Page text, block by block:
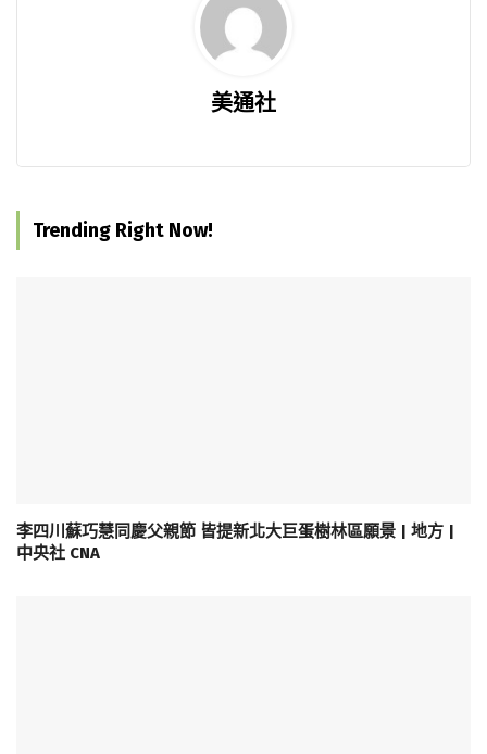
美通社
Trending Right Now!
李四川蘇巧慧同慶父親節 皆提新北大巨蛋樹林區願景 | 地方 |
中央社 CNA